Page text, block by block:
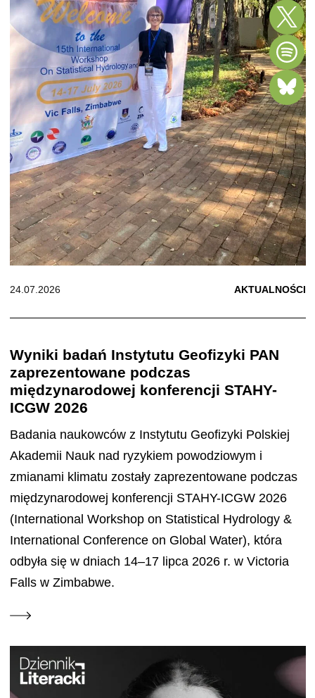
24.07.2026 AKTUALNOŚCI
Wyniki badań Instytutu Geofizyki PAN
zaprezentowane podczas
międzynarodowej konferencji STAHY-
ICGW 2026
Badania naukowców z Instytutu Geofizyki Polskiej
Akademii Nauk nad ryzykiem powodziowym i
zmianami klimatu zostały zaprezentowane podczas
międzynarodowej konferencji STAHY-ICGW 2026
(International Workshop on Statistical Hydrology &
International Conference on Global Water), która
odbyła się w dniach 14–17 lipca 2026 r. w Victoria
Falls w Zimbabwe.